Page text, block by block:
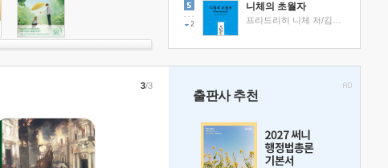
2
니체의 초월자
3/3
출판사 추천